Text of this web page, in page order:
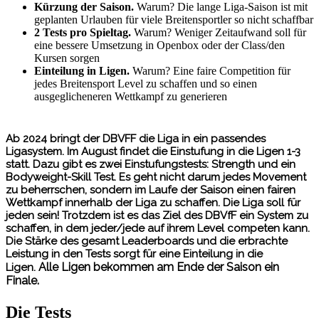
Kürzung der Saison. Warum? Die lange Liga-Saison ist mit
geplanten Urlauben für viele Breitensportler so nicht schaffbar
2 Tests pro Spieltag. Warum? Weniger Zeitaufwand soll für
eine bessere Umsetzung in Openbox oder der Class/den
Kursen sorgen
Einteilung in Ligen. Warum? Eine faire Competition für
jedes Breitensport Level zu schaffen und so einen
ausgeglicheneren Wettkampf zu generieren
Ab 2024 bringt der DBVFF die Liga in ein passendes
Ligasystem. Im August findet die Einstufung in die Ligen 1-3
statt. Dazu gibt es zwei Einstufungstests: Strength und ein
Bodyweight-Skill Test. Es geht nicht darum jedes Movement
zu beherrschen, sondern im Laufe der Saison einen fairen
Wettkampf innerhalb der Liga zu schaffen. Die Liga soll für
jeden sein! Trotzdem ist es das Ziel des DBVfF ein System zu
schaffen, in dem jeder/jede auf ihrem Level competen kann.
Die Stärke des gesamt Leaderboards und die erbrachte
Leistung in den Tests sorgt für eine Einteilung in die
Ligen. Alle Ligen bekommen am Ende der Saison ein
Finale.
Die Tests